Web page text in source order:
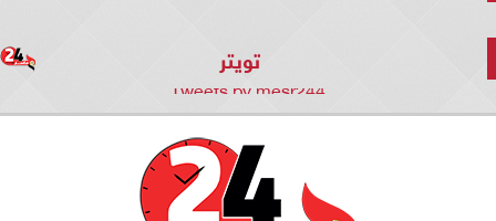
تويتر
Tweets by mesr244